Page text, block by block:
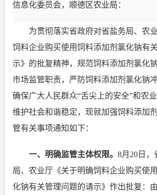
信息化委员会， 顺德区农业局：
为贯彻落实省政府对省盐务局、农
饲料企业购买使用饲料添加剂氯化钠有
示》的批复精神，规范饲料添加剂氯化
市场监管职责，严防饲料添加剂氯化钠
确保广大人民群众“舌尖上的安全”和农
维护社会和谐稳定， 现就加强饲料添加
管有关事项通知如下：
一、明确监管主体权限。 8月 20 日
局、农业厅《关于明确饲料企业购买使
化钠有关管理问题的请示》作出批复：